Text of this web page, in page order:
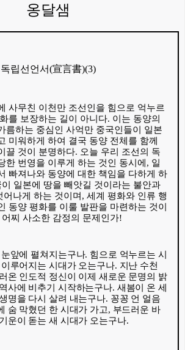
옹달샘
독립선언서(宣言書)(3)
사무친 이천만 조선인을 힘으로 억누르
를 보장하는 길이 아니다. 이는 동양의
름하는 중심인 사억만 중국인들이 일본
미워하게 하여 결국 동양 전체를 함께
끌 것이 분명하다. 오늘 우리 조선의 독
한 번영을 이루게 하는 것인 동시에 , 일
빠져나와 동양에 대한 책임을 다하게 하
이 일본에 땅을 빼앗길 것이라는 불안과
나게 하는 것이며 ,세계 평화와 인류 행
동양 평화를 이룰 발판을 마련하는 것이
찌 사소한 감정의 문제인가!
앞에 펼쳐지는구나. 힘으로 억누르는 시
루어지는 시대가 오는구나. 지난 수천
온 인도적 정신이 이제 새로운 문명의 밝
사에 비추기 시작하는구나. 새봄이 온 세
명을 다시 살려 내는구나. 꽁꽁 언 얼음
숨 막혔던 한 시대가 가고, 부드러운 바
운이 돋는 새 시대가 오는구나.